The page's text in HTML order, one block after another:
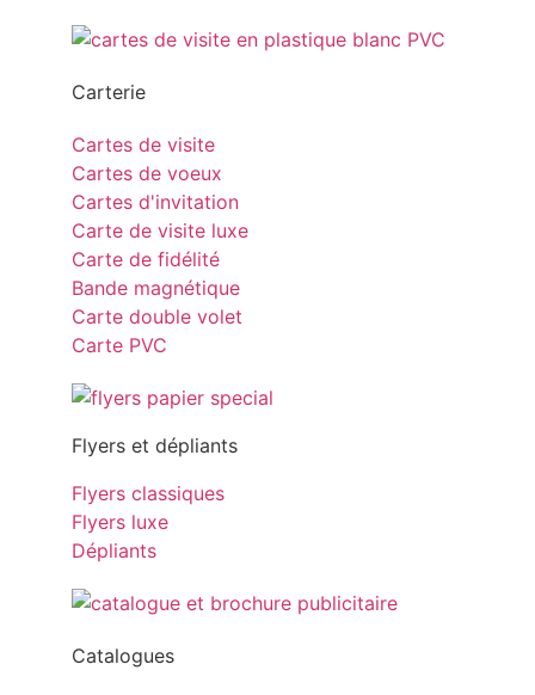
Carterie
Cartes de visite
Cartes de voeux
Cartes d'invitation
Carte de visite luxe
Carte de fidélité
Bande magnétique
Carte double volet
Carte PVC
Flyers et dépliants
Flyers classiques
Flyers luxe
Dépliants
Catalogues